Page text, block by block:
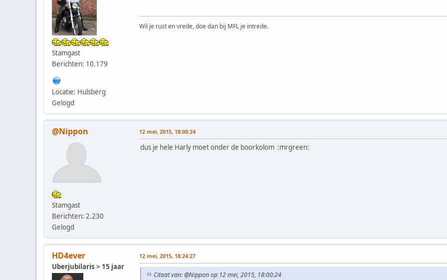
Stamgast
Berichten: 10.179
Locatie: Hulsberg
Gelogd
Wil je rust en vrede, doe dan bij MFL je intrede.
@Nippon
Stamgast
Berichten: 2.230
Gelogd
12 mei, 2015, 18:00:24
dus je hele Harly moet onder de boorkolom :mrgreen:
HD4ever
Uberjubilaris > 15 jaar
12 mei, 2015, 18:24:27
Citaat van: @Nippon op 12 mei, 2015, 18:00:24